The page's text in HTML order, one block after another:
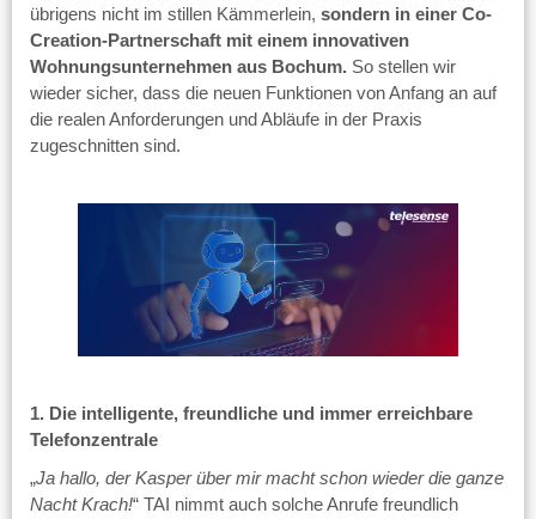
übrigens nicht im stillen Kämmerlein, sondern in einer Co-
Creation-Partnerschaft mit einem innovativen
Wohnungsunternehmen aus Bochum. So stellen wir
wieder sicher, dass die neuen Funktionen von Anfang an auf
die realen Anforderungen und Abläufe in der Praxis
zugeschnitten sind.
1. Die intelligente, freundliche und immer erreichbare
Telefonzentrale
„Ja hallo, der Kasper über mir macht schon wieder die ganze
Nacht Krach!“ TAI nimmt auch solche Anrufe freundlich